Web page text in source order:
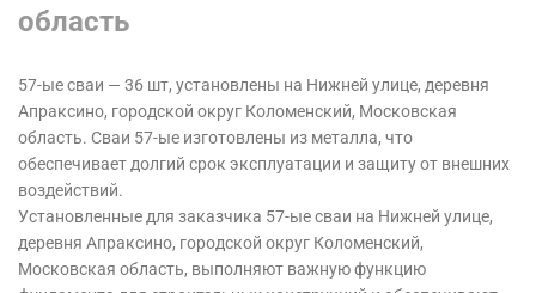
область
57-ые сваи — 36 шт, установлены на Нижней улице, деревня
Апраксино, городской округ Коломенский, Московская
область. Сваи 57-ые изготовлены из металла, что
обеспечивает долгий срок эксплуатации и защиту от внешних
воздействий.
Установленные для заказчика 57-ые сваи на Нижней улице,
деревня Апраксино, городской округ Коломенский,
Московская область, выполняют важную функцию